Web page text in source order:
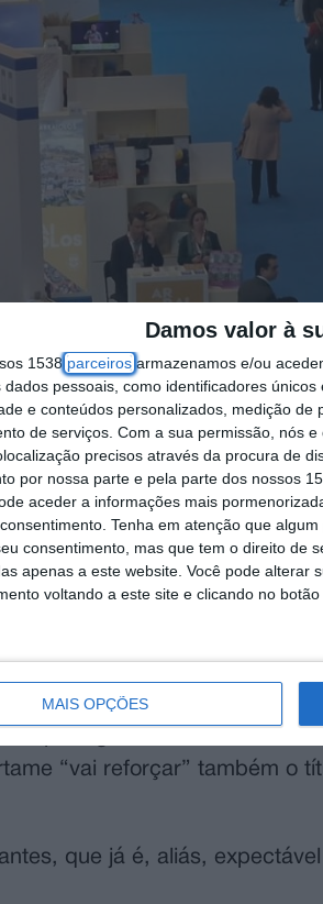
Damos valor à
1538 parceiros armazenamos e/ou
dados pessoais, como identificadores
e conteúdos personalizados, medição
de serviços. Com a sua permissão, nós
precisos através da procura de
por nossa parte e pela parte dos nossos
aceder a informações mais
Tenha em atenção que
consentimento, mas que tem o direito de
apenas a este website. Você pode alterar
voltando a este site e clicando no
MAIS OPÇÕES
de 2027 da BTL – Better
de visitantes no concelho,
do Município de Évora,
que “é o
longo de muitos séculos, de
que tem vindo a reforçar o
portuguesa e uma das
“vai reforçar” também o
que já é, aliás,